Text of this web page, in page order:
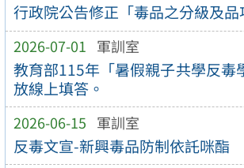
行政院公告修正「毒品之分級及
2026-07-01 軍訓室
教育部115年「暑假親子共學反毒
放線上填答。
2026-06-15 軍訓室
反毒文宣-新興毒品防制依託咪酯